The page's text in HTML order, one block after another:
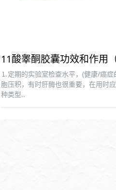
11酸睾酮胶囊功效和作用
⒈定期的实验室检查水平，(健康/癌症
胞压积，有时肝酶也很重要，在用时
种类型..